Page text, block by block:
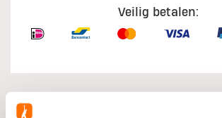
Veilig betalen: